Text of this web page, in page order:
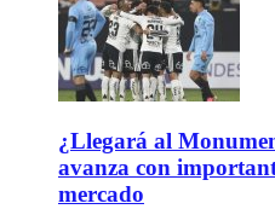
¿Llegará al
avanza con
mercado